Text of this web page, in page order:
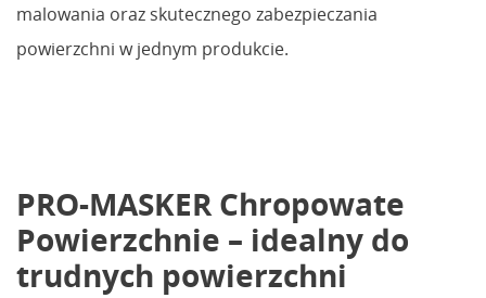
malowania oraz skutecznego zabezpieczania
powierzchni w jednym produkcie.
PRO-MASKER Chropowate
Powierzchnie – idealny do
trudnych powierzchni